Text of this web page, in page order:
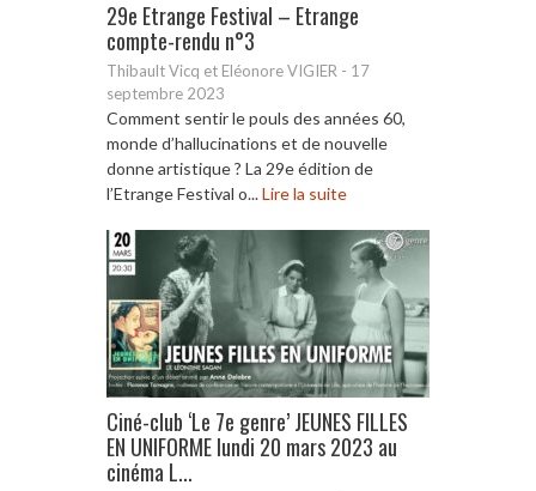
29e Etrange Festival – Etrange
compte-rendu n°3
Thibault Vicq et Eléonore VIGIER - 17
septembre 2023
Comment sentir le pouls des années 60,
monde d’hallucinations et de nouvelle
donne artistique ? La 29e édition de
l’Etrange Festival o...Lire la suite
Ciné-club ‘Le 7e genre’ JEUNES FILLES
EN UNIFORME lundi 20 mars 2023 au
cinéma L...